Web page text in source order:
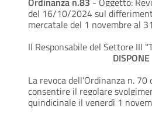
del 16/10/2024 sul
mercatale del 1 novembre al
Il Responsabile del Settore III
DISPONE
La revoca dell'Ordinanza n.
consentire il regolare
quindicinale il venerdì 1